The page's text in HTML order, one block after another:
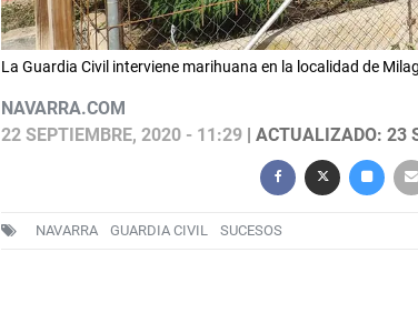
La Guardia Civil interviene marihuana en la localidad de
NAVARRA.COM
22 SEPTIEMBRE, 2020 - 11:29| ACTUALIZADO: 23
NAVARRA GUARDIA CIVIL SUCESOS